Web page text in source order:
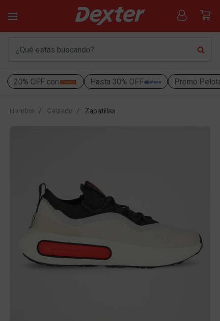
20% OFF con Hasta 30% OFF Promo
Hombre Calzado Zapatillas